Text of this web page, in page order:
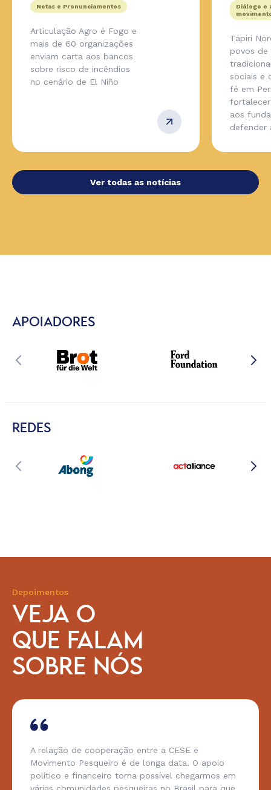
Notas e Pronunciamentos
Articulação Agro é Fogo e
mais de 60 organizações
enviam carta aos bancos
sobre risco de incêndios
no cenário de El Niño
Diálogo e
Tapiri
povos de
sociais e
fé em
aos
defender
Ver todas as notícias
APOIADORES
REDES
Depoimentos
VEJA O
QUE FALAM
SOBRE NÓS
A relação de cooperação entre a CESE e
Movimento Pesqueiro é de longa data. O apoio
político e financeiro torna possível chegarmos em